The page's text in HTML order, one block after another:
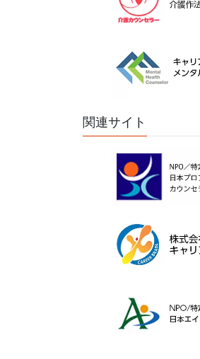
関連サイト